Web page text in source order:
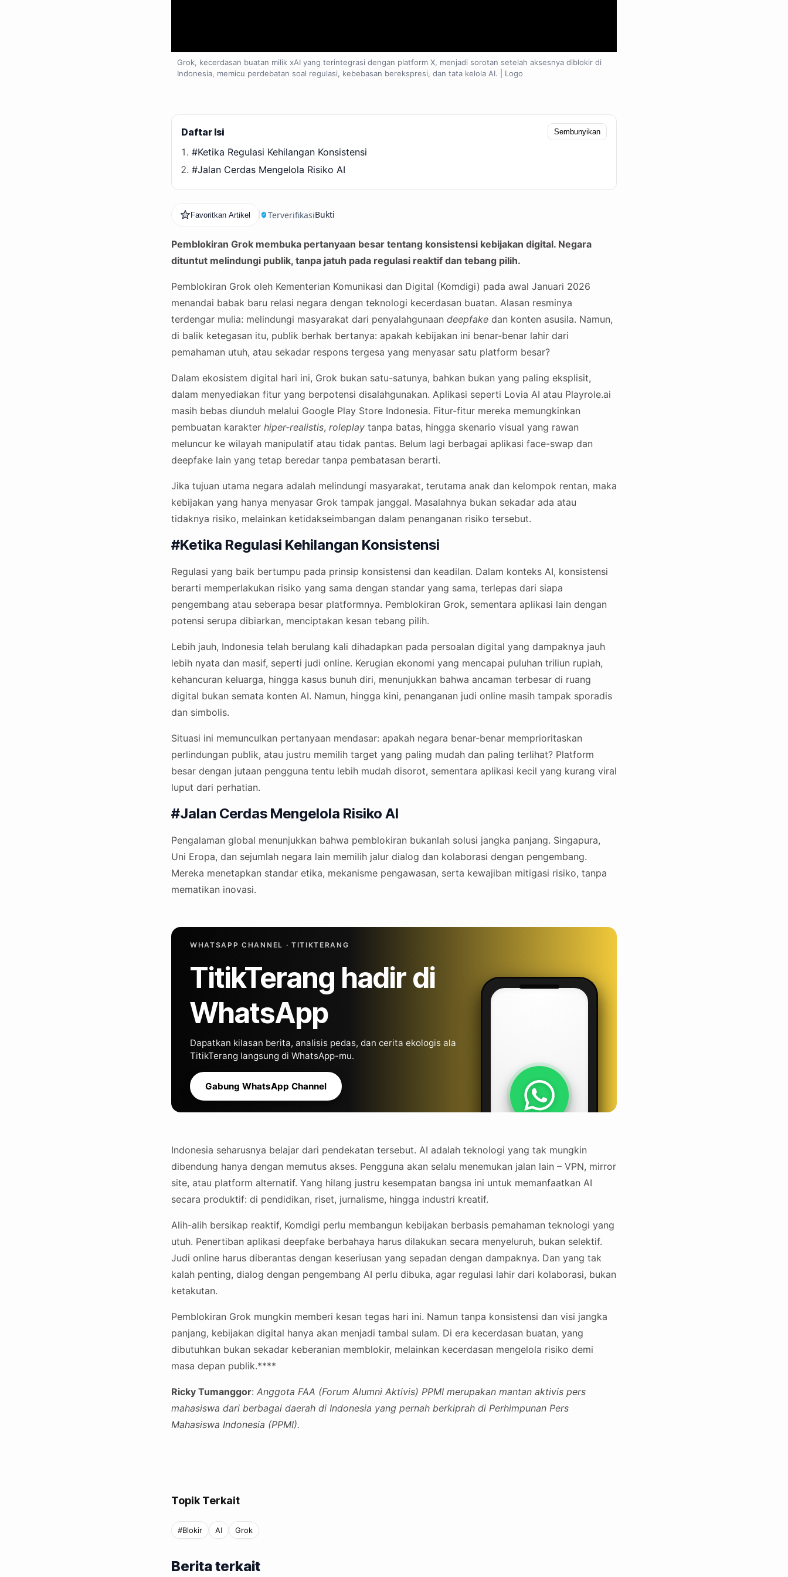
Grok, kecerdasan buatan milik xAI yang terintegrasi dengan platform X, menjadi sorotan setelah aksesnya diblokir di
Indonesia, memicu perdebatan soal regulasi, kebebasan berekspresi, dan tata kelola AI. | Logo
Daftar Isi Sembunyikan
#Ketika Regulasi Kehilangan Konsistensi
#Jalan Cerdas Mengelola Risiko AI
Favoritkan Artikel TerverifikasiBukti
Pemblokiran Grok membuka pertanyaan besar tentang konsistensi kebijakan digital. Negara
dituntut melindungi publik, tanpa jatuh pada regulasi reaktif dan tebang pilih.
Pemblokiran Grok oleh Kementerian Komunikasi dan Digital (Komdigi) pada awal Januari 2026
menandai babak baru relasi negara dengan teknologi kecerdasan buatan. Alasan resminya
terdengar mulia: melindungi masyarakat dari penyalahgunaan deepfake dan konten asusila. Namun,
di balik ketegasan itu, publik berhak bertanya: apakah kebijakan ini benar-benar lahir dari
pemahaman utuh, atau sekadar respons tergesa yang menyasar satu platform besar?
Dalam ekosistem digital hari ini, Grok bukan satu-satunya, bahkan bukan yang paling eksplisit,
dalam menyediakan fitur yang berpotensi disalahgunakan. Aplikasi seperti Lovia AI atau Playrole.ai
masih bebas diunduh melalui Google Play Store Indonesia. Fitur-fitur mereka memungkinkan
pembuatan karakter hiper-realistis, roleplay tanpa batas, hingga skenario visual yang rawan
meluncur ke wilayah manipulatif atau tidak pantas. Belum lagi berbagai aplikasi face-swap dan
deepfake lain yang tetap beredar tanpa pembatasan berarti.
Jika tujuan utama negara adalah melindungi masyarakat, terutama anak dan kelompok rentan, maka
kebijakan yang hanya menyasar Grok tampak janggal. Masalahnya bukan sekadar ada atau
tidaknya risiko, melainkan ketidakseimbangan dalam penanganan risiko tersebut.
#Ketika Regulasi Kehilangan Konsistensi
Regulasi yang baik bertumpu pada prinsip konsistensi dan keadilan. Dalam konteks AI, konsistensi
berarti memperlakukan risiko yang sama dengan standar yang sama, terlepas dari siapa
pengembang atau seberapa besar platformnya. Pemblokiran Grok, sementara aplikasi lain dengan
potensi serupa dibiarkan, menciptakan kesan tebang pilih.
Lebih jauh, Indonesia telah berulang kali dihadapkan pada persoalan digital yang dampaknya jauh
lebih nyata dan masif, seperti judi online. Kerugian ekonomi yang mencapai puluhan triliun rupiah,
kehancuran keluarga, hingga kasus bunuh diri, menunjukkan bahwa ancaman terbesar di ruang
digital bukan semata konten AI. Namun, hingga kini, penanganan judi online masih tampak sporadis
dan simbolis.
Situasi ini memunculkan pertanyaan mendasar: apakah negara benar-benar memprioritaskan
perlindungan publik, atau justru memilih target yang paling mudah dan paling terlihat? Platform
besar dengan jutaan pengguna tentu lebih mudah disorot, sementara aplikasi kecil yang kurang viral
luput dari perhatian.
#Jalan Cerdas Mengelola Risiko AI
Pengalaman global menunjukkan bahwa pemblokiran bukanlah solusi jangka panjang. Singapura,
Uni Eropa, dan sejumlah negara lain memilih jalur dialog dan kolaborasi dengan pengembang.
Mereka menetapkan standar etika, mekanisme pengawasan, serta kewajiban mitigasi risiko, tanpa
mematikan inovasi.
WHATSAPP CHANNEL · TITIKTERANG
TitikTerang hadir di
WhatsApp
Dapatkan kilasan berita, analisis pedas, dan cerita ekologis ala
TitikTerang langsung di WhatsApp-mu.
Gabung WhatsApp Channel
Indonesia seharusnya belajar dari pendekatan tersebut. AI adalah teknologi yang tak mungkin
dibendung hanya dengan memutus akses. Pengguna akan selalu menemukan jalan lain – VPN, mirror
site, atau platform alternatif. Yang hilang justru kesempatan bangsa ini untuk memanfaatkan AI
secara produktif: di pendidikan, riset, jurnalisme, hingga industri kreatif.
Alih-alih bersikap reaktif, Komdigi perlu membangun kebijakan berbasis pemahaman teknologi yang
utuh. Penertiban aplikasi deepfake berbahaya harus dilakukan secara menyeluruh, bukan selektif.
Judi online harus diberantas dengan keseriusan yang sepadan dengan dampaknya. Dan yang tak
kalah penting, dialog dengan pengembang AI perlu dibuka, agar regulasi lahir dari kolaborasi, bukan
ketakutan.
Pemblokiran Grok mungkin memberi kesan tegas hari ini. Namun tanpa konsistensi dan visi jangka
panjang, kebijakan digital hanya akan menjadi tambal sulam. Di era kecerdasan buatan, yang
dibutuhkan bukan sekadar keberanian memblokir, melainkan kecerdasan mengelola risiko demi
masa depan publik.****
Ricky Tumanggor: Anggota FAA (Forum Alumni Aktivis) PPMI merupakan mantan aktivis pers
mahasiswa dari berbagai daerah di Indonesia yang pernah berkiprah di Perhimpunan Pers
Mahasiswa Indonesia (PPMI).
Topik Terkait
#Blokir AI Grok
Berita terkait